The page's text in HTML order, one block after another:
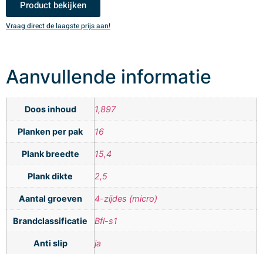
Product bekijken
Vraag direct de laagste prijs aan!
Aanvullende informatie
Doos inhoud 1,897
Planken per pak 16
Plank breedte 15,4
Plank dikte 2,5
Aantal groeven 4-zijdes (micro)
Brandclassificatie Bfl-s1
Anti slip ja